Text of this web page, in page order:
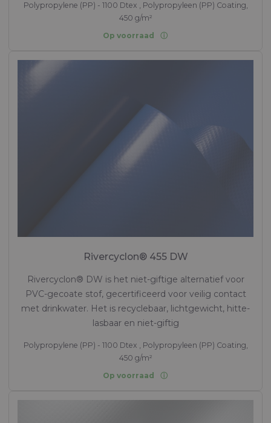
Polypropylene (PP) - 1100 Dtex , Polypropyleen (PP) Coating,
450 g/m²
Op voorraad
Rivercyclon® 455 DW
Rivercyclon® DW is het niet-giftige alternatief voor
PVC-gecoate stof, gecertificeerd voor veilig contact
met drinkwater. Het is recyclebaar, lichtgewicht, hitte-
lasbaar en niet-giftig
Polypropylene (PP) - 1100 Dtex , Polypropyleen (PP) Coating,
450 g/m²
Op voorraad